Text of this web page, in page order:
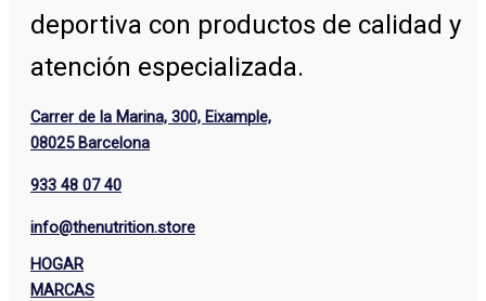
deportiva con productos de calidad y
atención especializada.
Carrer de la Marina, 300, Eixample,
08025 Barcelona
933 48 07 40
info@thenutrition.store
HOGAR
MARCAS